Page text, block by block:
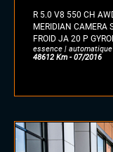
R 5.0 V8 550 CH
MERIDIAN CAMERA
FROID JA 20 P
essence | automatique
48612 Km - 07/2016